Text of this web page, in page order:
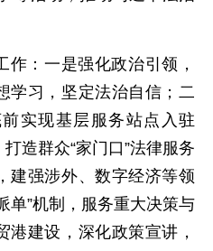
作：一是强化政治引领，
学习，坚定法治自信；二
实现基层服务站点入驻
造群众“家门口”法律服务
建强涉外、数字经济等领
单”机制，服务重大决策与
港建设，深化政策宣讲，